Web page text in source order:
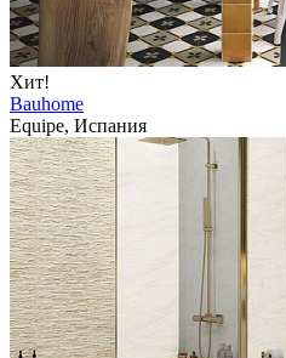
Хит!
Bauhome
Equipe, Испания